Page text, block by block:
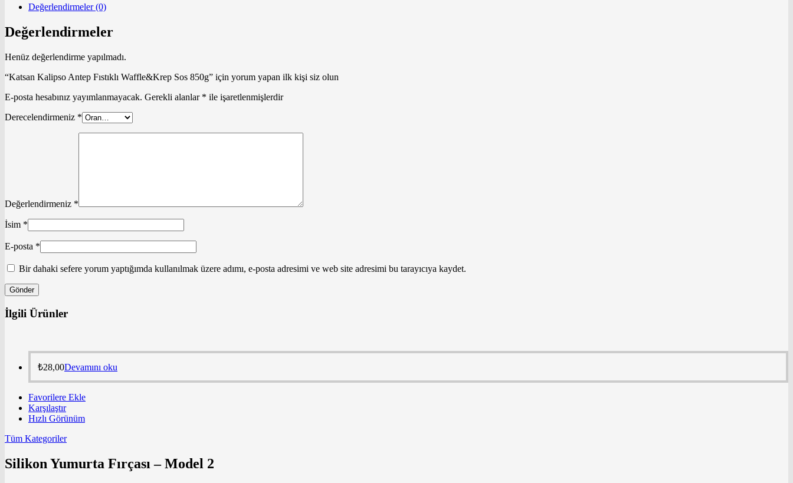
Değerlendirmeler (0)
Değerlendirmeler
Henüz değerlendirme yapılmadı.
“Katsan Kalipso Antep Fıstıklı Waffle&Krep Sos 850g” için yorum yapan ilk kişi siz olun
E-posta hesabınız yayımlanmayacak. Gerekli alanlar * ile işaretlenmişlerdir
Derecelendirmeniz *
Değerlendirmeniz *
İsim *
E-posta *
Bir dahaki sefere yorum yaptığımda kullanılmak üzere adımı, e-posta adresimi ve web site adresimi bu tarayıcıya kaydet.
İlgili Ürünler
₺28,00Devamını oku
Favorilere Ekle
Karşılaştır
Hızlı Görünüm
Tüm Kategoriler
Silikon Yumurta Fırçası – Model 2